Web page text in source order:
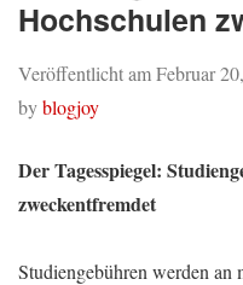
Hochschulen
Veröffentlicht amFebruar
byblogjoy
Der Tagesspiegel:
zweckentfremdet
Studiengebühren werden an